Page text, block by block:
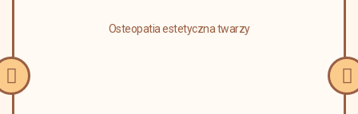
Osteopatia estetyczna twarzy